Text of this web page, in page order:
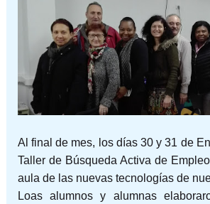
Al final de mes, los días 30 y 31 de
Taller de Búsqueda Activa de
aula de las nuevas tecnologías de
Loas alumnos y alumnas